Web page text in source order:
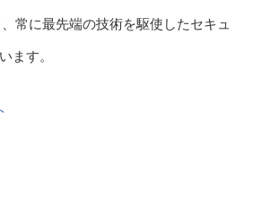
常に最先端の技術を駆使したセキュ
ます。